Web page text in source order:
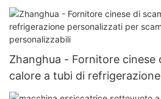
inossidabile personalizzato
Zhanghua - Fornitore cinese
calore a tubi di
scambiatori di calore